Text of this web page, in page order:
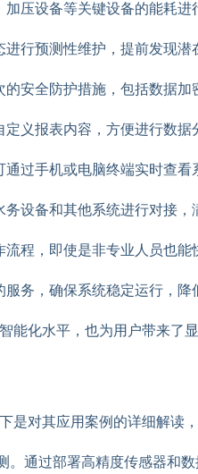
压设备等关键设备的能耗
行预测性维护，提前发现
安全防护措施，包括数据
义报表内容，方便进行数据
过手机或电脑终端实时查看
设备和其他系统进行对接，
程，即使是非专业人员也能
务，确保系统稳定运行，降
化水平，也为用户带来
对其应用案例的详细解读
通过部署高精度传感器和